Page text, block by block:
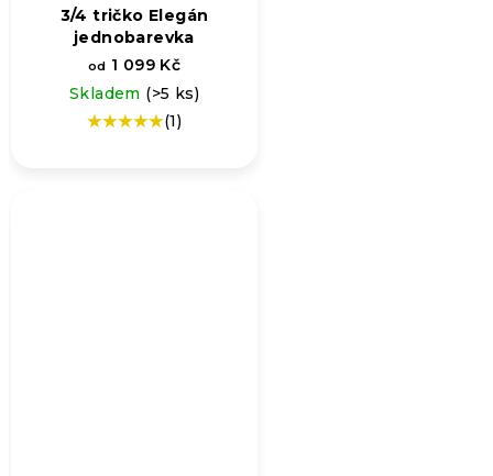
3/4 tričko Elegán
jednobarevka
od 1 099 Kč
Skladem (>5 ks)
Průměrné(1)